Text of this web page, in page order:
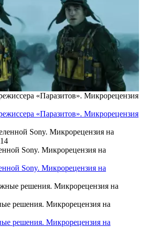
«Паразитов». Микрорецензия
«Паразитов». Микрорецензия
Sony. Микрорецензия на
Sony. Микрорецензия на
решения. Микрорецензия на
решения. Микрорецензия на